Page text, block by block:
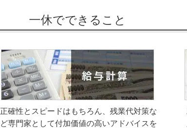
一休でできること
正確性とスピードはもちろん、残業代対策な
ど専門家として付加価値の高いアドバイスを